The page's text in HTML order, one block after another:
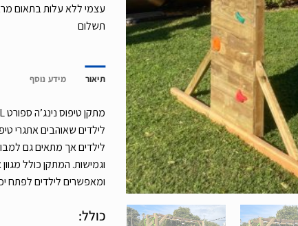
עצמי ללא עלות בתאום
תשלום
תיאור מידע נוסף
לילדים שאוהבים אתגרי
לילדים אך מתאים גם
וגמישות. המתקן כולל
ומאפשרים לילדים לפתח
כולל: